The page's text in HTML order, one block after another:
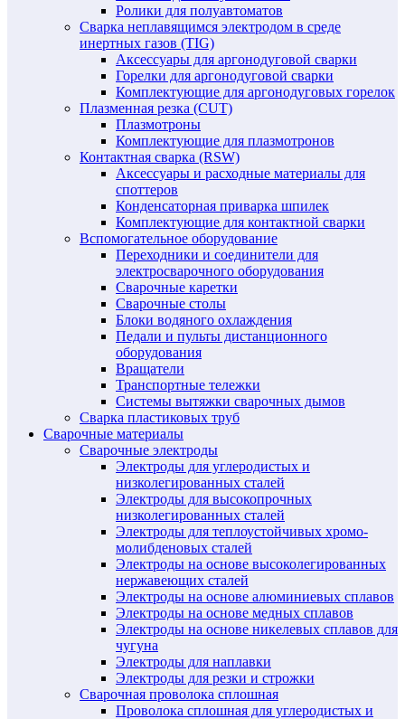
Ролики для полуавтоматов
Сварка неплавящимся электродом в среде
инертных газов (TIG)
Аксессуары для аргонодуговой сварки
Горелки для аргонодуговой сварки
Комплектующие для аргонодуговых горелок
Плазменная резка (CUT)
Плазмотроны
Комплектующие для плазмотронов
Контактная сварка (RSW)
Аксессуары и расходные материалы для
споттеров
Конденсаторная приварка шпилек
Комплектующие для контактной сварки
Вспомогательное оборудование
Переходники и соединители для
электросварочного оборудования
Сварочные каретки
Сварочные столы
Блоки водяного охлаждения
Педали и пульты дистанционного
оборудования
Вращатели
Транспортные тележки
Системы вытяжки сварочных дымов
Сварка пластиковых труб
Сварочные материалы
Сварочные электроды
Электроды для углеродистых и
низколегированных сталей
Электроды для высокопрочных
низколегированных сталей
Электроды для теплоустойчивых хромо-
молибденовых сталей
Электроды на основе высоколегированных
нержавеющих сталей
Электроды на основе алюминиевых сплавов
Электроды на основе медных сплавов
Электроды на основе никелевых сплавов для
чугуна
Электроды для наплавки
Электроды для резки и строжки
Сварочная проволока сплошная
Проволока сплошная для углеродистых и